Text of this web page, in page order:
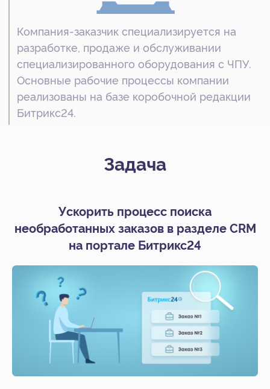
Задача
Ускорить процесс поиска
необработанных заказов в разделе CRM
на портале Битрикс24